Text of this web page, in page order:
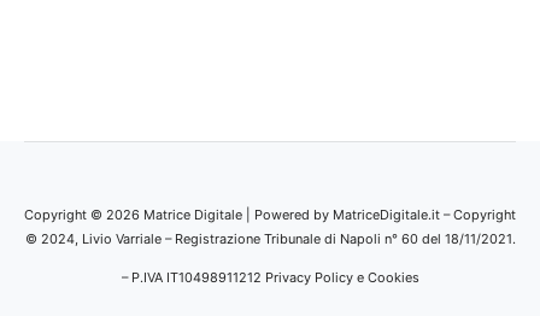
Copyright © 2026 Matrice Digitale | Powered by MatriceDigitale.it – Copyright
© 2024, Livio Varriale – Registrazione Tribunale di Napoli n° 60 del 18/11/2021.
– P.IVA IT10498911212 Privacy Policy e Cookies